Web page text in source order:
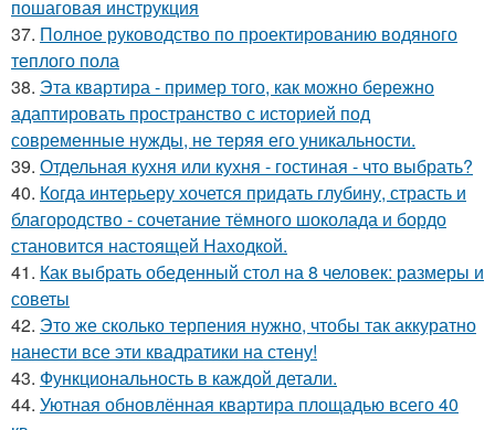
пошаговая инструкция
37. Полное руководство по проектированию водяного
теплого пола
38. Эта квартира - пример того, как можно бережно
адаптировать пространство с историей под
современные нужды, не теряя его уникальности.
39. Отдельная кухня или кухня - гостиная - что выбрать?
40. Когда интерьеру хочется придать глубину, страсть и
благородство - сочетание тёмного шоколада и бордо
становится настоящей Находкой.
41. Как выбрать обеденный стол на 8 человек: размеры и
советы
42. Это же сколько терпения нужно, чтобы так аккуратно
нанести все эти квадратики на стену!
43. Функциональность в каждой детали.
44. Уютная обновлённая квартира площадью всего 40